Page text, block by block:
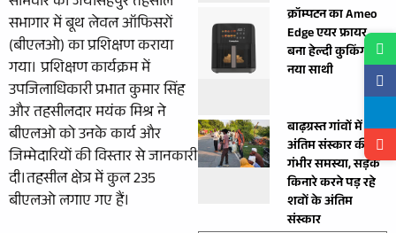
सभागार में बूथ लेवल ऑफिसरों
(बीएलओ) का प्रशिक्षण कराया
गया। प्रशिक्षण कार्यक्रम में
उपजिलाधिकारी प्रभात कुमार सिंह
और तहसीलदार मयंक मिश्र ने
बीएलओ को उनके कार्य और
जिम्मेदारियों की विस्तार से जानकारी
दी।तहसील क्षेत्र में कुल 235
बीएलओ लगाए गए हैं।
क्रॉम्पटन का Ameo
Edge एयर फ्रायर
बना हेल्दी कुकिंग का
नया साथी
बाढ़ग्रस्त गांवों में
अंतिम संस्कार की
गंभीर समस्या, सड़क
किनारे करने पड़ रहे
शवों के अंतिम
संस्कार